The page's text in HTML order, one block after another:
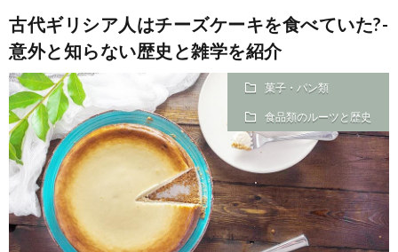
古代ギリシア人はチーズケーキを食べていた?-
意外と知らない歴史と雑学を紹介
菓子・パン類
食品類のルーツと歴史